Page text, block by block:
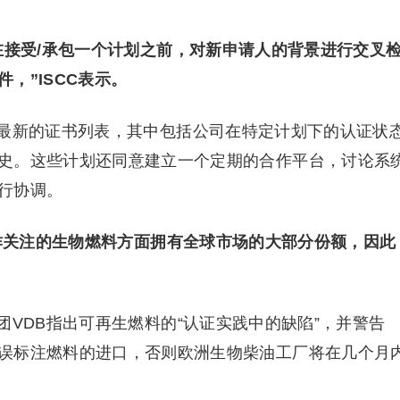
受/承包一个计划之前，对新申请人的背景进行交叉
，”ISCC表示。
新的证书列表，其中包括公司在特定计划下的认证状
。这些计划还同意建立一个定期的合作平台，讨论系
协调。
注的生物燃料方面拥有全球市场的大部分份额，因此
指出可再生燃料的“认证实践中的缺陷”，并警告
标注燃料的进口，否则欧洲生物柴油工厂将在几个月